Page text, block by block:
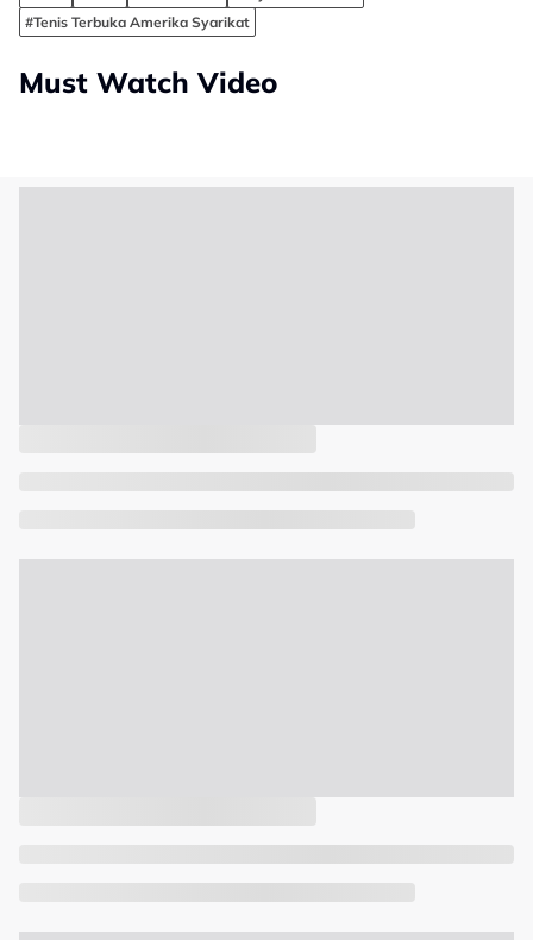
#Tenis Terbuka Amerika Syarikat
Must Watch Video